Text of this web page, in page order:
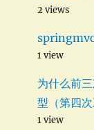
2 views
1 view
为什么前
型（第四
1 view